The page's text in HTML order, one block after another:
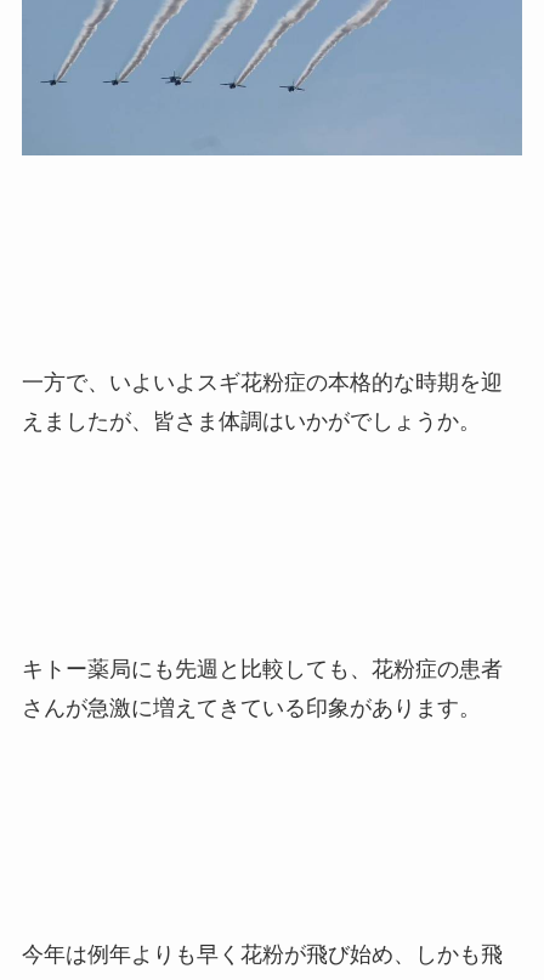
一方で、いよいよスギ花粉症の本格的な時期を迎
えましたが、皆さま体調はいかがでしょうか。
キトー薬局にも先週と比較しても、花粉症の患者
さんが急激に増えてきている印象があります。
今年は例年よりも早く花粉が飛び始め、しかも飛